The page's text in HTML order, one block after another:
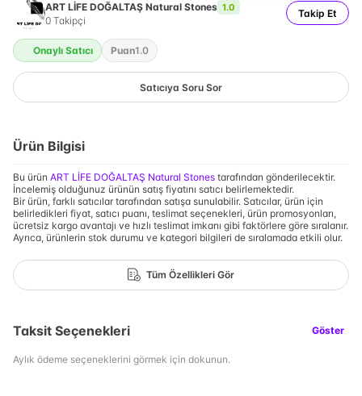
ART LİFE DOĞALTAŞ Natural Stones 1.0
0 Takipçi
Takip Et
Onaylı Satıcı Puan1.0
Satıcıya Soru Sor
Ürün Bilgisi
Bu ürün ART LİFE DOĞALTAŞ Natural Stones tarafından gönderilecektir.
İncelemiş olduğunuz ürünün satış fiyatını satıcı belirlemektedir.
Bir ürün, farklı satıcılar tarafından satışa sunulabilir. Satıcılar, ürün için
belirledikleri fiyat, satıcı puanı, teslimat seçenekleri, ürün promosyonları,
ücretsiz kargo avantajı ve hızlı teslimat imkanı gibi faktörlere göre sıralanır.
Ayrıca, ürünlerin stok durumu ve kategori bilgileri de sıralamada etkili olur.
Tüm Özellikleri Gör
Taksit Seçenekleri Göster
Aylık ödeme seçeneklerini görmek için dokunun.